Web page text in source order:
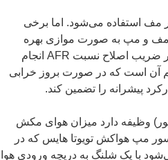
مف استفاده می‌شود. اما برخی
مف و مپ به صورت موازی بهره
می‌گیرند که به منظور افزایش دقت نهایی بر ضریب اصلاح نسبت AFR انجام
آن است که در صورت بروز خرابی
پیشرانه را تضمین کند.
وظیفه دارد میزان هوای مکش
مپ هواکش تویوتا هایس که در
با یک شلنگ به دریچه ورودی هوا